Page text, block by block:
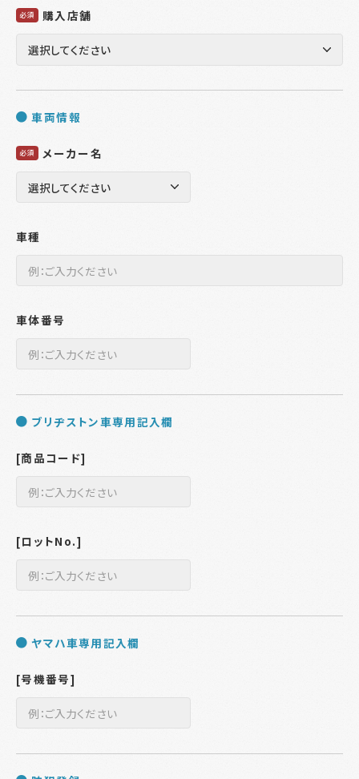
必須 購入店舗
車両情報
必須 メーカー名
車種
車体番号
ブリヂストン車専用記入欄
[商品コード]
[ロットNo.]
ヤマハ車専用記入欄
[号機番号]